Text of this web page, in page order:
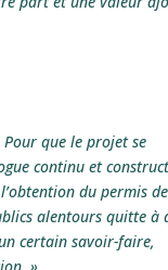
Pour que le projet se
continu et
du permis de
alentours quitte à
certain savoir-faire,